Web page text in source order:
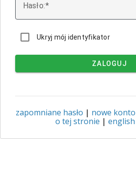
Hasło:
Ukryj mój identyfikator
ZALOGUJ
zapomniane hasło | nowe konto
o tej stronie |